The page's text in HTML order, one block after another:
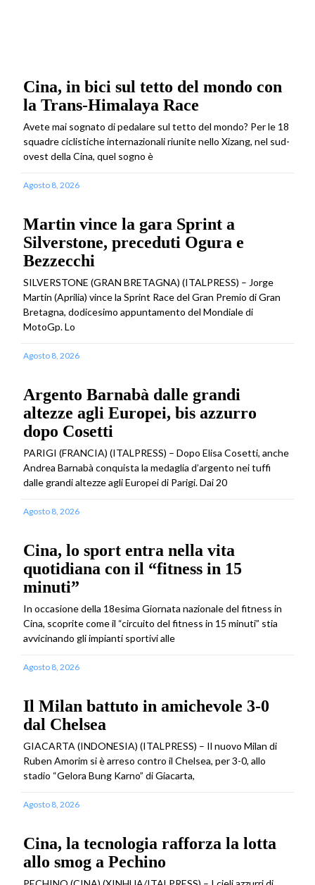
Cina, in bici sul tetto del mondo con
la Trans-Himalaya Race
Avete mai sognato di pedalare sul tetto del mondo? Per le 18
squadre ciclistiche internazionali riunite nello Xizang, nel sud-
ovest della Cina, quel sogno è
Agosto 8, 2026
Martin vince la gara Sprint a
Silverstone, preceduti Ogura e
Bezzecchi
SILVERSTONE (GRAN BRETAGNA) (ITALPRESS) – Jorge
Martin (Aprilia) vince la Sprint Race del Gran Premio di Gran
Bretagna, dodicesimo appuntamento del Mondiale di
MotoGp. Lo
Agosto 8, 2026
Argento Barnabà dalle grandi
altezze agli Europei, bis azzurro
dopo Cosetti
PARIGI (FRANCIA) (ITALPRESS) – Dopo Elisa Cosetti, anche
Andrea Barnabà conquista la medaglia d’argento nei tuffi
dalle grandi altezze agli Europei di Parigi. Dai 20
Agosto 8, 2026
Cina, lo sport entra nella vita
quotidiana con il “fitness in 15
minuti”
In occasione della 18esima Giornata nazionale del fitness in
Cina, scoprite come il “circuito del fitness in 15 minuti” stia
avvicinando gli impianti sportivi alle
Agosto 8, 2026
Il Milan battuto in amichevole 3-0
dal Chelsea
GIACARTA (INDONESIA) (ITALPRESS) – Il nuovo Milan di
Ruben Amorim si è arreso contro il Chelsea, per 3-0, allo
stadio “Gelora Bung Karno” di Giacarta,
Agosto 8, 2026
Cina, la tecnologia rafforza la lotta
allo smog a Pechino